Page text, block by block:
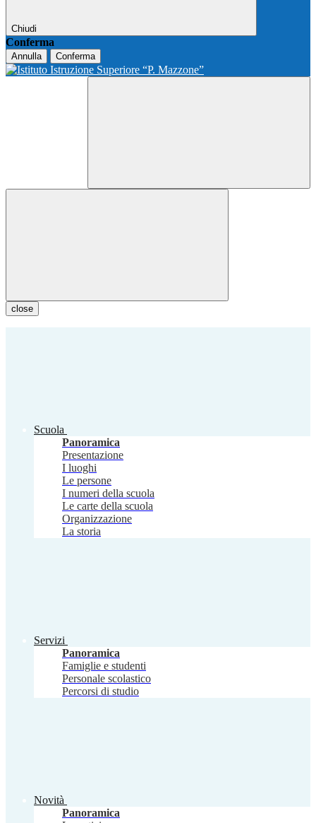
Chiudi
Conferma
Annulla Conferma
close
Scuola
Panoramica
Presentazione
I luoghi
Le persone
I numeri della scuola
Le carte della scuola
Organizzazione
La storia
Servizi
Panoramica
Famiglie e studenti
Personale scolastico
Percorsi di studio
Novità
Panoramica